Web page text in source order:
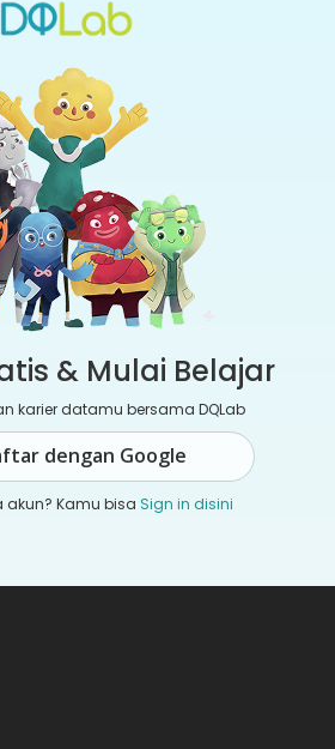
& Mulai Belajar
karier datamu bersama DQLab
dengan Google
akun? Kamu bisa Sign in disini